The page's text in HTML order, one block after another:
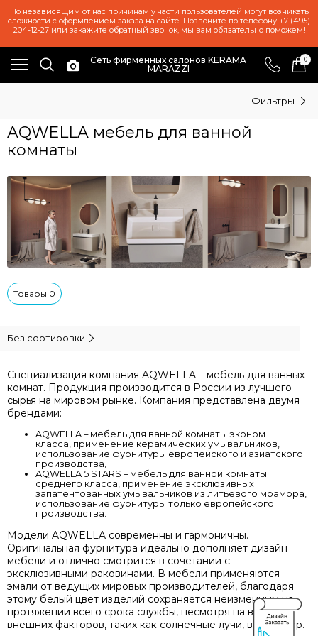
По независящим от нас причинам у части пользователей могут возникать
сложности с оформлением заказа на сайте. Позвоните по телефону +7 (495)
204-12-27или закажите обратный звонок, мы вам обязательно поможем!
Сеть фирменных салонов KERAMA
MARAZZI
0
Фильтры
AQWELLA мебель для ванной
комнаты
Товары 0
Без сортировки
Специализация компания AQWELLA – мебель для ванных
комнат. Продукция производится в России из лучшего
сырья на мировом рынке. Компания представлена двумя
брендами:
AQWELLA – мебель для ванной комнаты эконом
класса, применение керамических умывальников,
использование фурнитуры европейского и азиатского
производства,
AQWELLA 5 STARS – мебель для ванной комнаты
среднего класса, применение эксклюзивных
запатентованных умывальников из литьевого мрамора,
использование фурнитуры только европейского
производства.
Модели AQWELLA современны и гармоничны.
Оригинальная фурнитура идеально дополняет дизайн
мебели и отлично смотрится в сочетании с
эксклюзивными раковинами. В мебели применяются
эмали от ведущих мировых производителей, благодаря
этому белый цвет изделий сохраняется неизменным на
протяжении всего срока службы, несмотря на влияние
внешних факторов, таких как солнечные лучи, вода и пар.